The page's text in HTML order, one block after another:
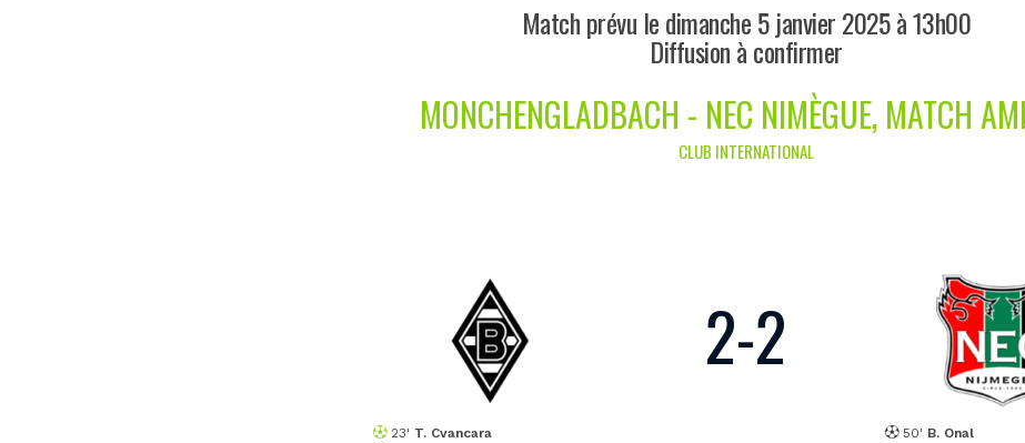
Match prévu le dimanche 5 janvier 2025 à 13h00
Diffusion à confirmer
MONCHENGLADBACH - NEC NIMÈGUE, MATCH
CLUB INTERNATIONAL
23' T. Cvancara
2-2
50' B. Onal